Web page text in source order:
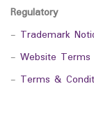
Regulatory
- Trademark
- Website
- Terms &